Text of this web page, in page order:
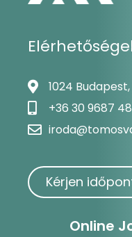
1024
+36 30 9687
Kérjen
Online